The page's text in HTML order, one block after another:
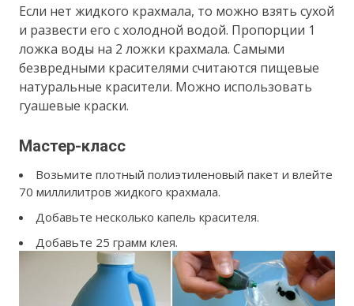
Если нет жидкого крахмала, то можно взять сухой
и развести его с холодной водой. Пропорции 1
ложка воды на 2 ложки крахмала. Самыми
безвредными красителями считаются пищевые
натуральные красители. Можно использовать
гуашевые краски.
Мастер-класс
Возьмите плотный полиэтиленовый пакет и влейте
70 миллилитров жидкого крахмала.
Добавьте несколько капель красителя.
Добавьте 25 грамм клея.